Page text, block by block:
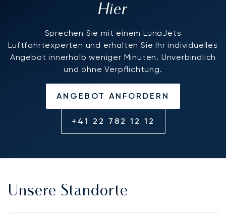
Hier
Sprechen Sie mit einem LunaJets
Luftfahrtexperten und erhalten Sie Ihr individuelles
Angebot innerhalb weniger Minuten. Unverbindlich
und ohne Verpflichtung.
ANGEBOT ANFORDERN
+41 22 782 12 12
Unsere Standorte